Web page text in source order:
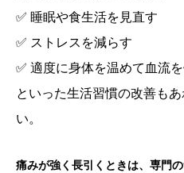
✅ 睡眠や食生活を見直す
✅ ストレスを減らす
✅ 適度に身体を温めて血流
といった生活習慣の改善も
い。
痛みが強く長引くときは、専門